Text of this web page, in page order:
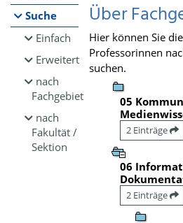
Suche
Einfach
Erweitert
nach
Fachgebiet
nach
Fakultät /
Sektion
Über
Hier können Sie
Professorinnen
suchen.
05
2 Einträge
06
2 Einträge